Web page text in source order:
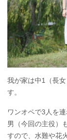
我が家は中1（長
す。
ワンオペで3人を
男（今回の主役）
すので、水難や花